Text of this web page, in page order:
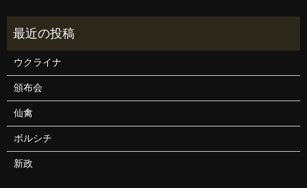
ウクライナ
頒布会
仙禽
ボルシチ
新政